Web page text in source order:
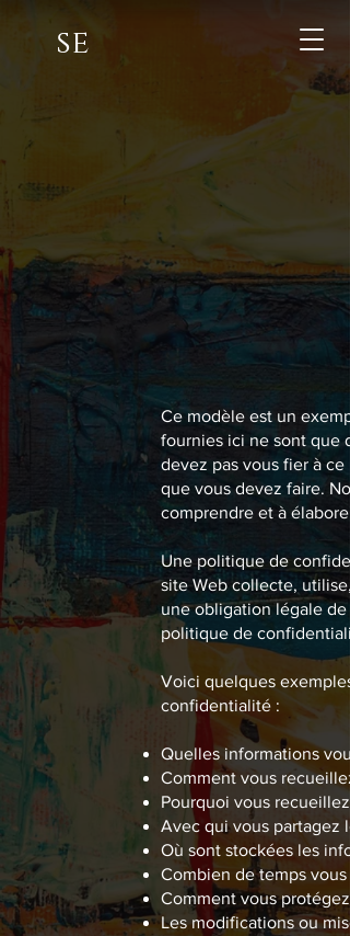
se
Ce modèle est un
fournies ici ne sont que
devez pas vous fier à
que vous devez faire.
comprendre et à
Une politique de
site Web collecte,
une obligation légale
politique de
Voici quelques
confidentialité :
Quelles informations
Comment vous
Pourquoi vous
Avec qui vous partagez
Où sont stockées les
Combien de temps
Comment vous protégez
Les modifications ou